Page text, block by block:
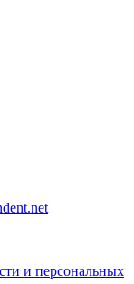
и персональных